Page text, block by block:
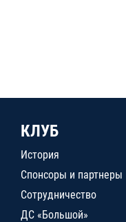
КЛУБ
История
Спонсоры и партнеры
Сотрудничество
ДС «Большой»